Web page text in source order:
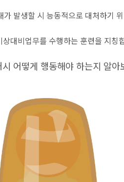
발생할 시 능동적으로 대처하기
상대비업무를 수행하는 훈련을 지칭
어떻게 행동해야 하는지 알아